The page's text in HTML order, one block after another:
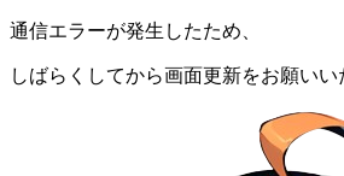
通信エラーが発生したため、
しばらくしてから画面更新をお願いい